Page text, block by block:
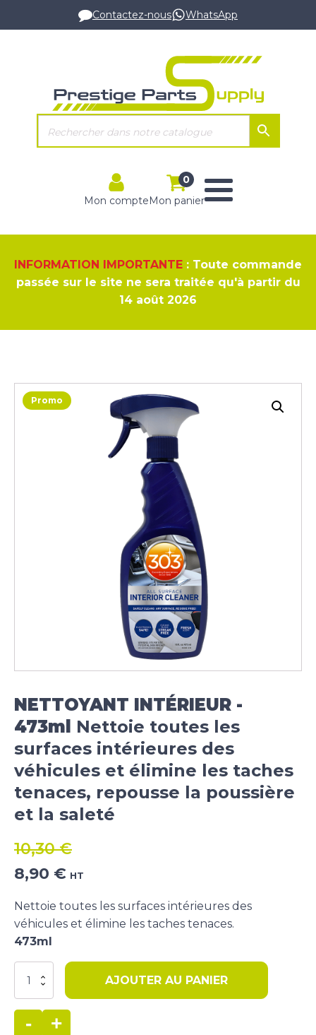
Contactez-nous WhatsApp
Mon compteMon panier
0
INFORMATION IMPORTANTE : Toute commande
passée sur le site ne sera traitée qu'à partir du
14 août 2026
Promo
NETTOYANT INTÉRIEUR -
473ml
Nettoie toutes les
surfaces intérieures des
véhicules et élimine les taches
tenaces, repousse la poussière
et la saleté
10,30€
Le
initial
était :
10,30 €.
8,90 €Le
actuel
est :
HT
Nettoie toutes les surfaces intérieures des
véhicules et élimine les taches tenaces.
473ml
quantité
303
Nettoyant
intérieur
AJOUTER AU PANIER
- +